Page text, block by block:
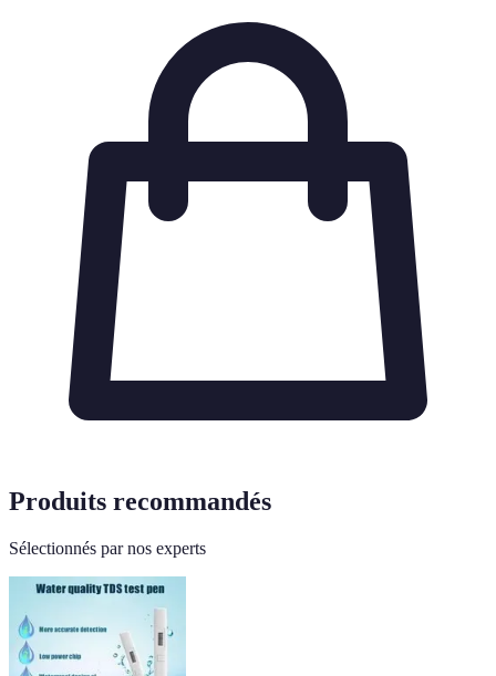
Produits recommandés
Sélectionnés par nos experts